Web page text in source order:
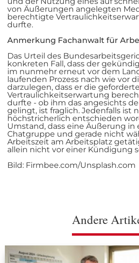
von Äußerungen angelegten
berechtigte
durfte.
Anmerkung Fachanwalt für
Das Urteil des
konkreten Fall, dass der
im nunmehr erneut vor dem
laufenden Prozess nach wie vor
darzulegen, dass er die geforderte
Vertraulichkeitserwartung
durfte - ob ihm das angesichts
gelingt, ist fraglich. Jedenfalls ist
höchstricherlich entschieden
Umstand, dass eine Äußerung in
Chatgruppe und gerade nicht
Arbeitszeit am Arbeitsplatz
allein nicht vor einer Kündigung
Bild: Firmbee.com/Unsplash.com
Andere